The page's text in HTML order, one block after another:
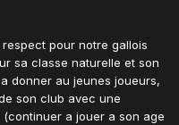
pour notre gallois
sa classe naturelle et son
donner au jeunes joueurs,
son club avec une
a jouer a son age